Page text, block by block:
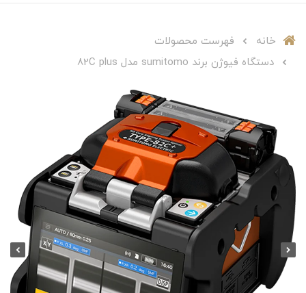
خانه
فهرست محصولات
دستگاه فیوژن برند sumitomo مدل 82C plus